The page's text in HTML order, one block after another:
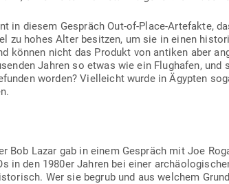
in diesem Gespräch Out-of-Place-Arte­fakte,
zu hohes Alter besitzen, um sie in einen
können nicht das Produkt von antiken aber
Jahren so etwas wie ein Flug­hafen,
worden? Viel­leicht wurde in Ägypten
Bob Lazar gab in einem Gespräch mit Joe
in den 1980er Jahren bei einer
Wer sie begrub und aus welchem